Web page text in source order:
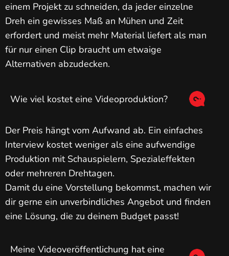
einem Projekt zu schneiden, da jeder einzelne
Dreh ein gewisses Maß an Mühen und Zeit
erfordert und meist mehr Material liefert als man
für nur einen Clip braucht um etwaige
Alternativen abzudecken.
Wie viel kostet eine Videoproduktion?
Der Preis hängt vom Aufwand ab. Ein einfaches
Interview kostet weniger als eine aufwendige
Produktion mit Schauspielern, Spezialeffekten
oder mehreren Drehtagen.
Damit du eine Vorstellung bekommst, machen wir
dir gerne ein unverbindliches Angebot und finden
eine Lösung, die zu deinem Budget passt!
Meine Videoveröffentlichung hat eine